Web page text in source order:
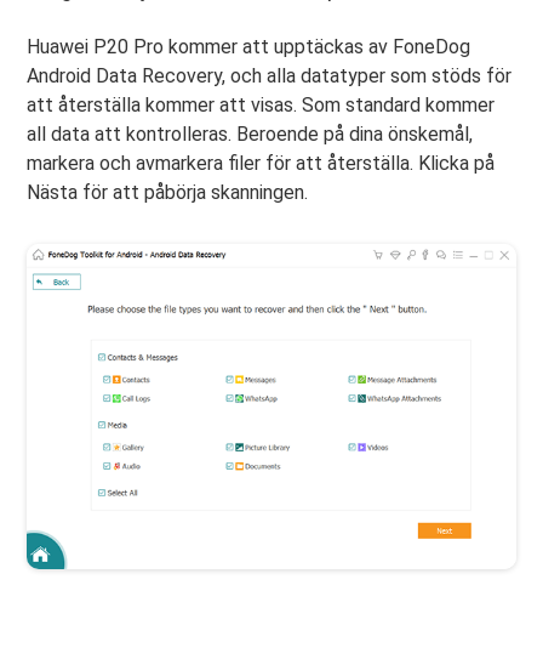
Huawei P20 Pro kommer att upptäckas av FoneDog
Android Data Recovery, och alla datatyper som stöds för
att återställa kommer att visas. Som standard kommer
all data att kontrolleras. Beroende på dina önskemål,
markera och avmarkera filer för att återställa. Klicka på
Nästa för att påbörja skanningen.